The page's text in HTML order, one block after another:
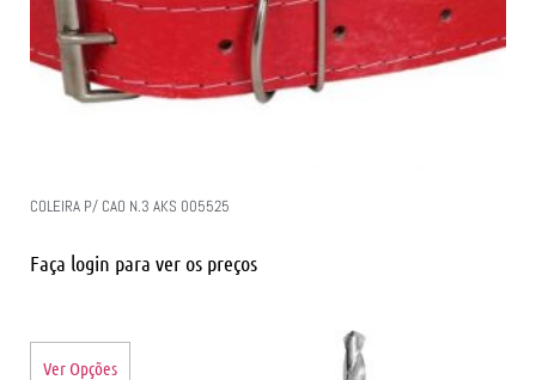
COLEIRA P/ CAO N.3 AKS 005525
Faça login para ver os preços
Ver Opções